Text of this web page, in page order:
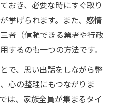
おき、必要な時にすぐ取り
挙げられます。また、感情
者（信頼できる業者や行政
するのも一つの方法です。
で、思い出話をしながら整
心の整理にもつながりま
は、家族全員が集まるタイ